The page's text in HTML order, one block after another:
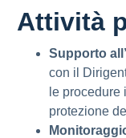
Attività
Supporto
con il
le
protezione